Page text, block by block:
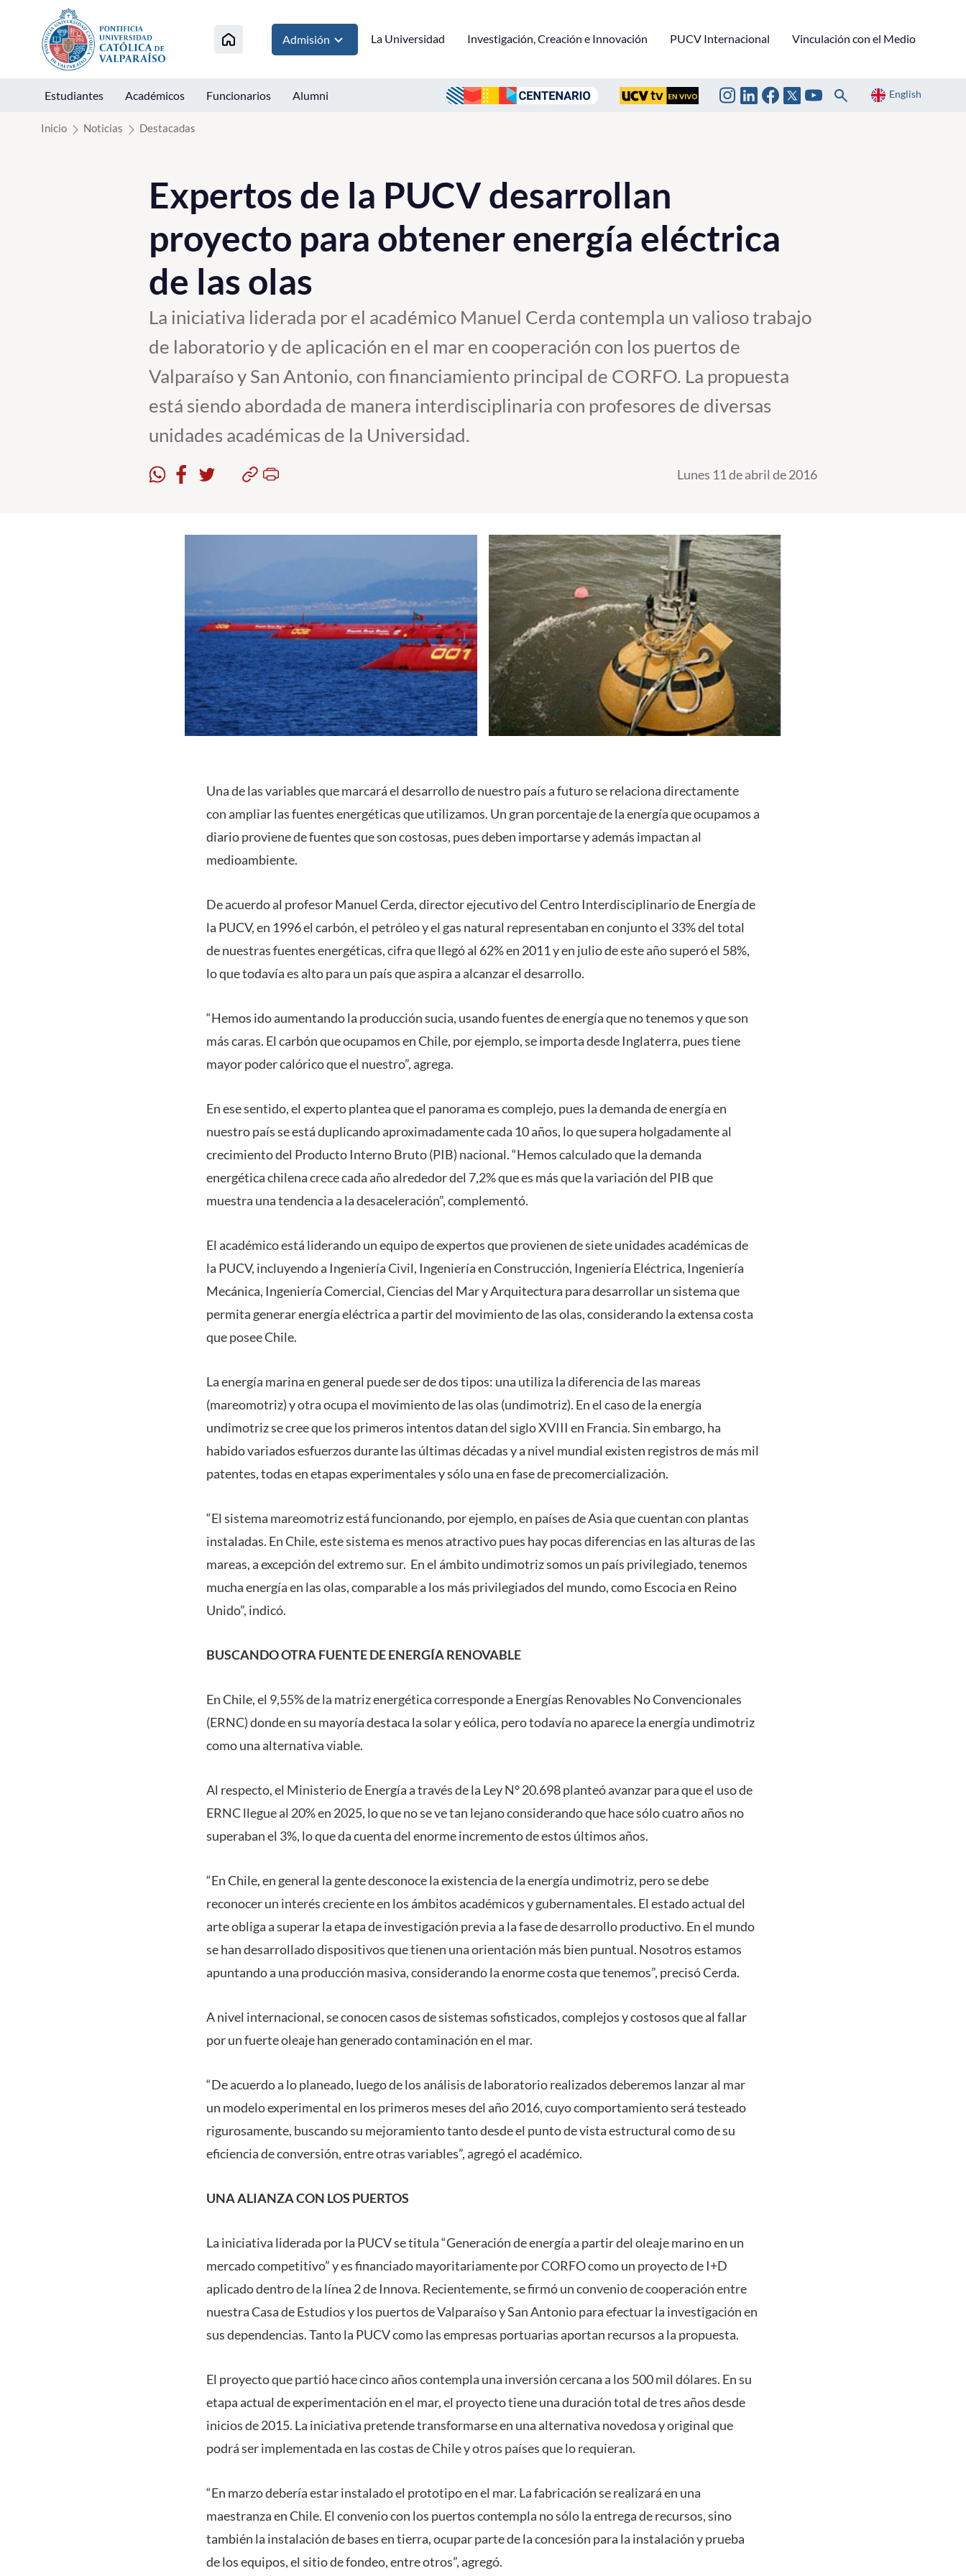
Click acá para ir directamente al contenido
Admisión La Universidad Investigación, Creación e Innovación PUCV Internacional Vinculación con el Medio
Estudiantes Académicos Funcionarios Alumni English
Inicio Noticias Destacadas
Expertos de la PUCV desarrollan
proyecto para obtener energía eléctrica
de las olas
La iniciativa liderada por el académico Manuel Cerda contempla un valioso trabajo
de laboratorio y de aplicación en el mar en cooperación con los puertos de
Valparaíso y San Antonio, con financiamiento principal de CORFO. La propuesta
está siendo abordada de manera interdisciplinaria con profesores de diversas
unidades académicas de la Universidad.
Lunes 11 de abril de 2016
Una de las variables que marcará el desarrollo de nuestro país a futuro se relaciona directamente
con ampliar las fuentes energéticas que utilizamos. Un gran porcentaje de la energía que ocupamos a
diario proviene de fuentes que son costosas, pues deben importarse y además impactan al
medioambiente.
De acuerdo al profesor Manuel Cerda, director ejecutivo del Centro Interdisciplinario de Energía de
la PUCV, en 1996 el carbón, el petróleo y el gas natural representaban en conjunto el 33% del total
de nuestras fuentes energéticas, cifra que llegó al 62% en 2011 y en julio de este año superó el 58%,
lo que todavía es alto para un país que aspira a alcanzar el desarrollo.
“Hemos ido aumentando la producción sucia, usando fuentes de energía que no tenemos y que son
más caras. El carbón que ocupamos en Chile, por ejemplo, se importa desde Inglaterra, pues tiene
mayor poder calórico que el nuestro”, agrega.
En ese sentido, el experto plantea que el panorama es complejo, pues la demanda de energía en
nuestro país se está duplicando aproximadamente cada 10 años, lo que supera holgadamente al
crecimiento del Producto Interno Bruto (PIB) nacional. “Hemos calculado que la demanda
energética chilena crece cada año alrededor del 7,2% que es más que la variación del PIB que
muestra una tendencia a la desaceleración”, complementó.
El académico está liderando un equipo de expertos que provienen de siete unidades académicas de
la PUCV, incluyendo a Ingeniería Civil, Ingeniería en Construcción, Ingeniería Eléctrica, Ingeniería
Mecánica, Ingeniería Comercial, Ciencias del Mar y Arquitectura para desarrollar un sistema que
permita generar energía eléctrica a partir del movimiento de las olas, considerando la extensa costa
que posee Chile.
La energía marina en general puede ser de dos tipos: una utiliza la diferencia de las mareas
(mareomotriz) y otra ocupa el movimiento de las olas (undimotriz). En el caso de la energía
undimotriz se cree que los primeros intentos datan del siglo XVIII en Francia. Sin embargo, ha
habido variados esfuerzos durante las últimas décadas y a nivel mundial existen registros de más mil
patentes, todas en etapas experimentales y sólo una en fase de precomercialización.
“El sistema mareomotriz está funcionando, por ejemplo, en países de Asia que cuentan con plantas
instaladas. En Chile, este sistema es menos atractivo pues hay pocas diferencias en las alturas de las
mareas, a excepción del extremo sur. En el ámbito undimotriz somos un país privilegiado, tenemos
mucha energía en las olas, comparable a los más privilegiados del mundo, como Escocia en Reino
Unido”, indicó.
BUSCANDO OTRA FUENTE DE ENERGÍA RENOVABLE
En Chile, el 9,55% de la matriz energética corresponde a Energías Renovables No Convencionales
(ERNC) donde en su mayoría destaca la solar y eólica, pero todavía no aparece la energía undimotriz
como una alternativa viable.
Al respecto, el Ministerio de Energía a través de la Ley N° 20.698 planteó avanzar para que el uso de
ERNC llegue al 20% en 2025, lo que no se ve tan lejano considerando que hace sólo cuatro años no
superaban el 3%, lo que da cuenta del enorme incremento de estos últimos años.
“En Chile, en general la gente desconoce la existencia de la energía undimotriz, pero se debe
reconocer un interés creciente en los ámbitos académicos y gubernamentales. El estado actual del
arte obliga a superar la etapa de investigación previa a la fase de desarrollo productivo. En el mundo
se han desarrollado dispositivos que tienen una orientación más bien puntual. Nosotros estamos
apuntando a una producción masiva, considerando la enorme costa que tenemos”, precisó Cerda.
A nivel internacional, se conocen casos de sistemas sofisticados, complejos y costosos que al fallar
por un fuerte oleaje han generado contaminación en el mar.
“De acuerdo a lo planeado, luego de los análisis de laboratorio realizados deberemos lanzar al mar
un modelo experimental en los primeros meses del año 2016, cuyo comportamiento será testeado
rigurosamente, buscando su mejoramiento tanto desde el punto de vista estructural como de su
eficiencia de conversión, entre otras variables”, agregó el académico.
UNA ALIANZA CON LOS PUERTOS
La iniciativa liderada por la PUCV se titula “Generación de energía a partir del oleaje marino en un
mercado competitivo” y es financiado mayoritariamente por CORFO como un proyecto de I+D
aplicado dentro de la línea 2 de Innova. Recientemente, se firmó un convenio de cooperación entre
nuestra Casa de Estudios y los puertos de Valparaíso y San Antonio para efectuar la investigación en
sus dependencias. Tanto la PUCV como las empresas portuarias aportan recursos a la propuesta.
El proyecto que partió hace cinco años contempla una inversión cercana a los 500 mil dólares. En su
etapa actual de experimentación en el mar, el proyecto tiene una duración total de tres años desde
inicios de 2015. La iniciativa pretende transformarse en una alternativa novedosa y original que
podrá ser implementada en las costas de Chile y otros países que lo requieran.
“En marzo debería estar instalado el prototipo en el mar. La fabricación se realizará en una
maestranza en Chile. El convenio con los puertos contempla no sólo la entrega de recursos, sino
también la instalación de bases en tierra, ocupar parte de la concesión para la instalación y prueba
de los equipos, el sitio de fondeo, entre otros”, agregó.